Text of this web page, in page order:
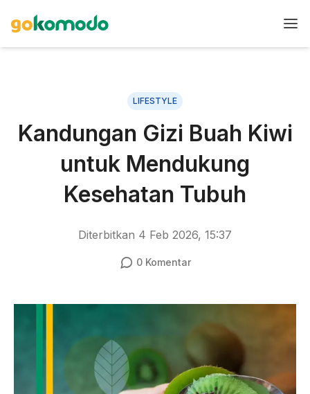
LIFESTYLE
Kandungan Gizi Buah Kiwi
untuk Mendukung
Kesehatan Tubuh
Diterbitkan 4 Feb 2026, 15:37
0Komentar